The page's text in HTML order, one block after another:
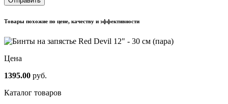
Товары похожие по цене, качеству и эффективности
Цена
1395.00 руб.
Каталог товаров